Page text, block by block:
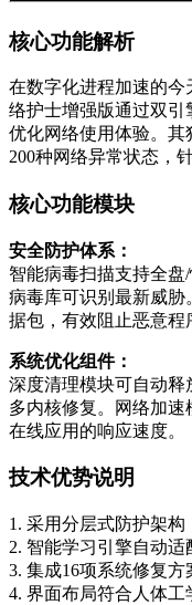
核心功能解析
在数字化进程加速的今
络护士增强版通过双引
优化网络使用体验。
200种网络异常状态，
核心功能模块
安全防护体系：
智能病毒扫描支持全
病毒库可识别最新威
据包，有效阻止恶意程
系统优化组件：
深度清理模块可自动
多内核修复。网络加
在线应用的响应速度。
技术优势说明
1. 采用分层式防护架
2. 智能学习引擎自动
3. 集成16项系统修复
4. 界面布局符合人体